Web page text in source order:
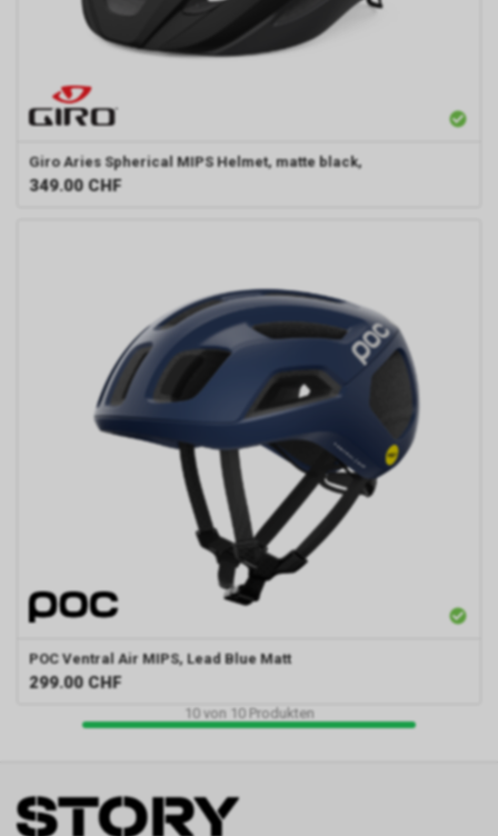
Giro Aries Spherical MIPS Helmet, matte black,
349.00 CHF
POC Ventral Air MIPS, Lead Blue Matt
299.00 CHF
10von 10Produkten